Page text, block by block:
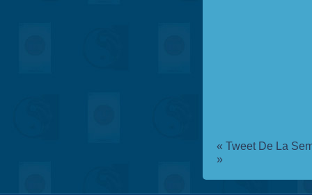
« Tweet De La
»